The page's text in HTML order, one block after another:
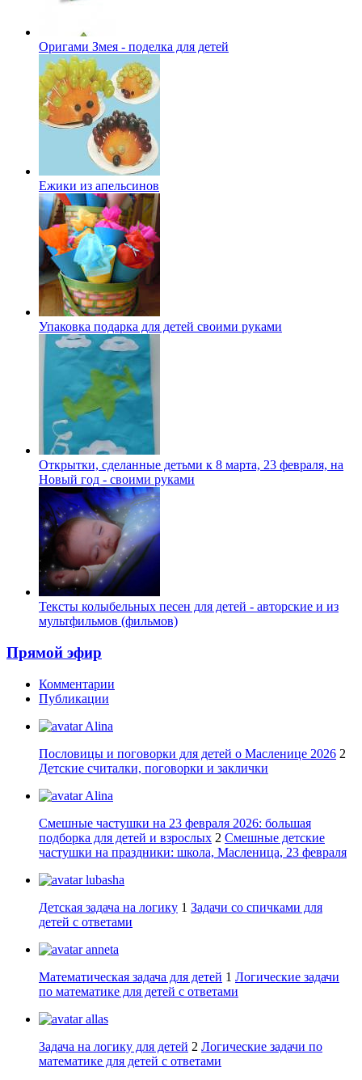
Оригами Змея - поделка для детей
Ежики из апельсинов
Упаковка подарка для детей своими руками
Открытки, сделанные детьми к 8 марта, 23 февраля, на
Новый год - своими руками
Тексты колыбельных песен для детей - авторские и из
мультфильмов (фильмов)
Прямой эфир
Комментарии
Публикации
Alina
Пословицы и поговорки для детей о Масленице 2026 2
Детские считалки, поговорки и заклички
Alina
Смешные частушки на 23 февраля 2026: большая
подборка для детей и взрослых 2 Смешные детские
частушки на праздники: школа, Масленица, 23 февраля
lubasha
Детская задача на логику 1 Задачи со спичками для
детей с ответами
anneta
Математическая задача для детей 1 Логические задачи
по математике для детей с ответами
allas
Задача на логику для детей 2 Логические задачи по
математике для детей с ответами